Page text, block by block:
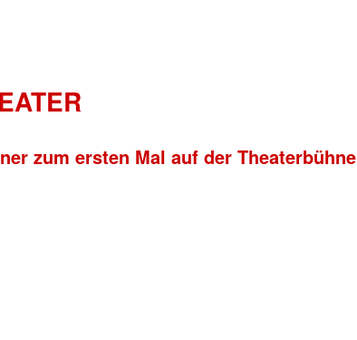
zum ersten Mal auf der Theaterbühne